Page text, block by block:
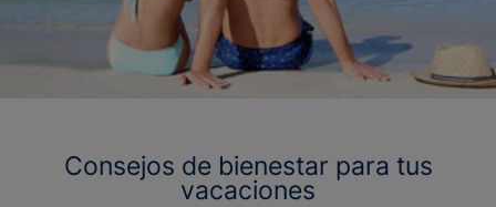
Consejos de bienestar para tus
vacaciones